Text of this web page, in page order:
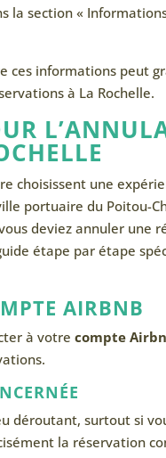
la section «
ces informations peut
à La Rochelle.
choisissent une
portuaire du Poitou-
deviez annuler une
étape par étape
AIRBNB
à votrecompte
déroutant, surtout si
la réservation